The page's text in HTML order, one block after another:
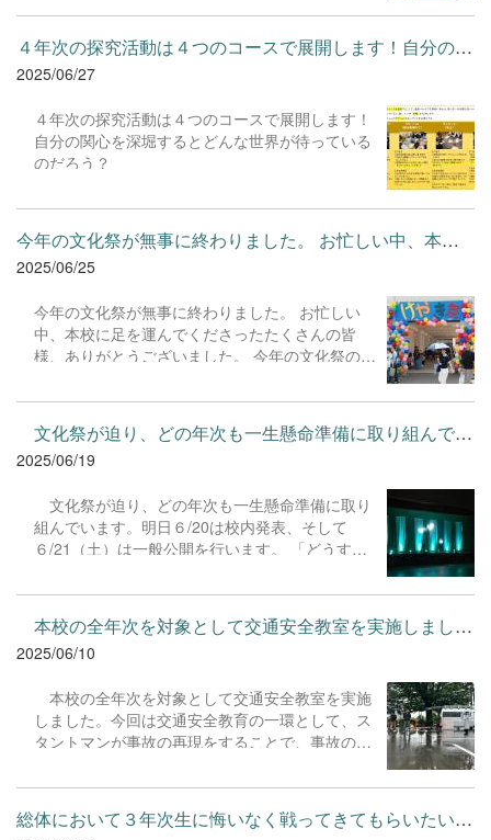
励まされながら、いろいろなワークに挑戦してい
ました。 今後のプロジェクト実施に向けて、一人
ひとりが思考し、表現し、判断する力を身に付け
ていってほしいと思います。
えるきっかけとなりました。 それぞれの興味に
応じて選択した分野の模擬授業を2コマ受講。大
学の先生方による専門性の高い講義に、生徒たち
は真剣な表情で耳を傾けていました。 参加した
できてよかった」「自分が興味のある分野が、想
像以上に奥深いことを知ることができた」「将来
の進路を考える上で、とても参考になった」とい
４年次の探究活動は４つのコースで展開します！自分の関心を深堀...
2025/06/27
４年次の探究活動は４つのコースで展開します！
自分の関心を深堀するとどんな世界が待っている
のだろう？
今年の文化祭が無事に終わりました。 お忙しい中、本校に足を運...
2025/06/25
今年の文化祭が無事に終わりました。 お忙しい
中、本校に足を運んでくださったたくさんの皆
様、ありがとうございました。 今年の文化祭のテ
は人と人とを結ぶ架け橋となり、希望に満ちた未
来へと導く象徴です。本校生徒たちの文化祭での
関わりが来校してくださった皆様の楽しさや喜
び、充実感など彩り豊かな思い出につながってい
て、生徒たちは、その日にしか得ることのできな
い貴重な経験を得ることができました。 今日まで
様々な面で全校生徒をまとめ、引っ張ってきてく
した。
文化祭が迫り、どの年次も一生懸命準備に取り組んでいます。明...
2025/06/19
文化祭が迫り、どの年次も一生懸命準備に取り
組んでいます。明日６/20は校内発表、そして
６/21（土）は一般公開を行います。 「どうすれ
生徒たちは企画・準備・運営のすべてにおいて知
恵をしぼり、情熱を注ぎ込んできました。 生徒た
ちが文化祭に来てくださるたくさんのお客様を楽
しませるアイデアを「創造」し、おもてなしの心
りに「挑戦」する本校の文化祭にぜひお越しくだ
さい！
本校の全年次を対象として交通安全教室を実施しました。今回は...
2025/06/10
本校の全年次を対象として交通安全教室を実施
しました。今回は交通安全教育の一環として、ス
タントマンが事故の再現をすることで、事故の恐
る「スケアードストレイト」を取り入れての実施
となりました。 本校の生徒全員が事故の恐怖を実
感することで、危険な行為を避ける意識を高め、
総体において３年次生に悔いなく戦ってきてもらいたいという思い...